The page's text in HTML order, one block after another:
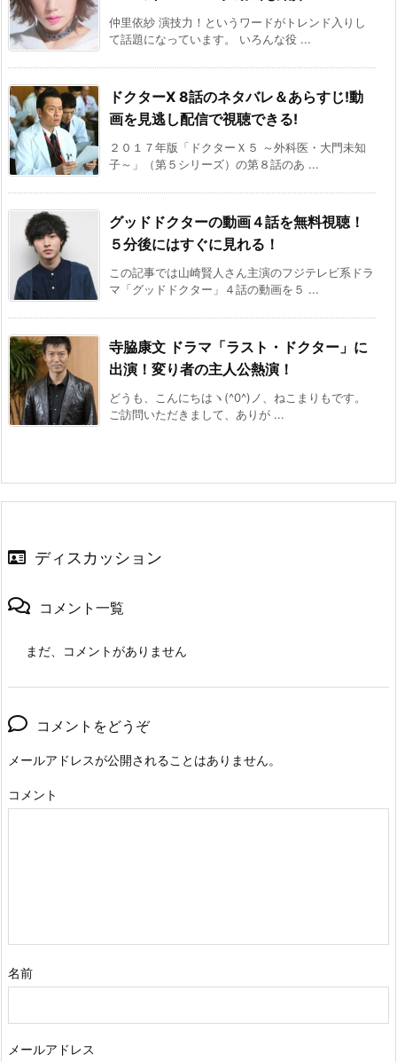
仲里依紗 演技力！というワードがトレンド入りし
て話題になっています。 いろんな役 ...
ドクターX 8話のネタバレ＆あらすじ!動
画を見逃し配信で視聴できる!
２０１７年版「ドクターＸ５ ～外科医・大門未知
子～」（第５シリーズ）の第８話のあ ...
グッドドクターの動画４話を無料視聴！
５分後にはすぐに見れる！
この記事では山崎賢人さん主演のフジテレビ系ドラ
マ「グッドドクター」４話の動画を５ ...
寺脇康文 ドラマ「ラスト・ドクター」に
出演！変り者の主人公熱演！
どうも、こんにちはヽ(^0^)ノ、ねこまりもです。
ご訪問いただきまして、ありが ...
ディスカッション
コメント一覧
まだ、コメントがありません
コメントをどうぞ
メールアドレスが公開されることはありません。
コメント
名前
メールアドレス